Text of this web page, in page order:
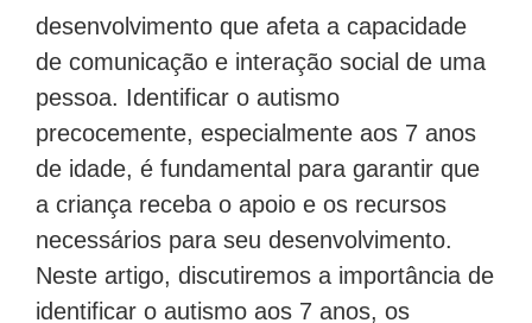
desenvolvimento que afeta a capacidade
de comunicação e interação social de uma
pessoa. Identificar o autismo
precocemente, especialmente aos 7 anos
de idade, é fundamental para garantir que
a criança receba o apoio e os recursos
necessários para seu desenvolvimento.
Neste artigo, discutiremos a importância de
identificar o autismo aos 7 anos, os